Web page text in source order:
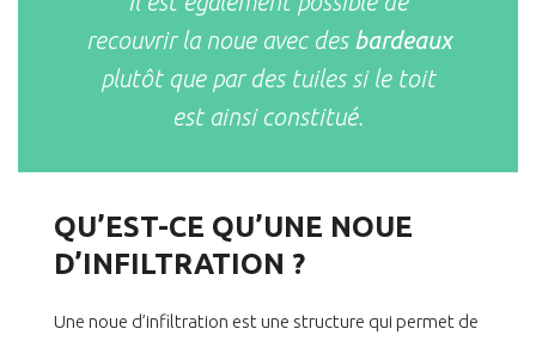
recouvrir la noue avec des bardeaux
plutôt que par des tuiles si le toit
est ainsi constitué.
QU’EST-CE QU’UNE NOUE
D’INFILTRATION ?
Une noue d’infiltration est une structure qui permet de